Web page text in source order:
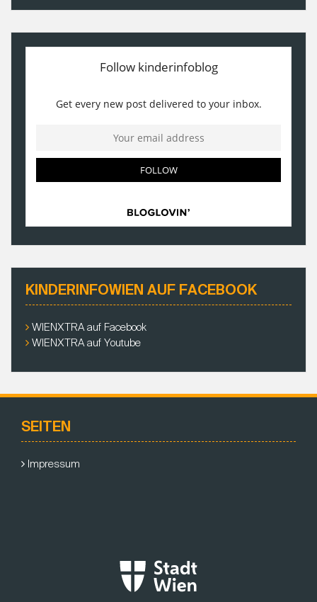
KINDERINFOWIEN AUF FACEBOOK
WIENXTRA auf Facebook
WIENXTRA auf Youtube
SEITEN
Impressum